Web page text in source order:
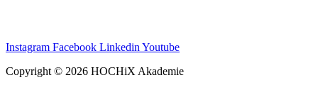
Instagram Facebook Linkedin Youtube
Copyright © 2026 HOCHiX Akademie